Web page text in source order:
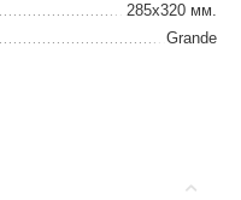
285х320 мм.
Grande